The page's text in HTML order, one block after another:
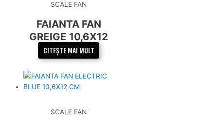
SCALE FAN
FAIANTA FAN
GREIGE 10,6X12
CM
CITEȘTE MAI MULT
SCALE FAN